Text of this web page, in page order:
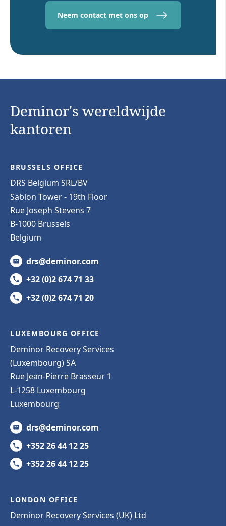
Neem contact met ons op
Deminor's wereldwijde
kantoren
BRUSSELS OFFICE
DRS Belgium SRL/BV
Sablon Tower - 19th Floor
Rue Joseph Stevens 7
B-1000 Brussels
Belgium
drs@deminor.com
+32 (0)2 674 71 33
+32 (0)2 674 71 20
LUXEMBOURG OFFICE
Deminor Recovery Services
(Luxembourg) SA
Rue Jean-Pierre Brasseur 1
L-1258 Luxembourg
Luxembourg
drs@deminor.com
+352 26 44 12 25
+352 26 44 12 25
LONDON OFFICE
Deminor Recovery Services (UK) Ltd